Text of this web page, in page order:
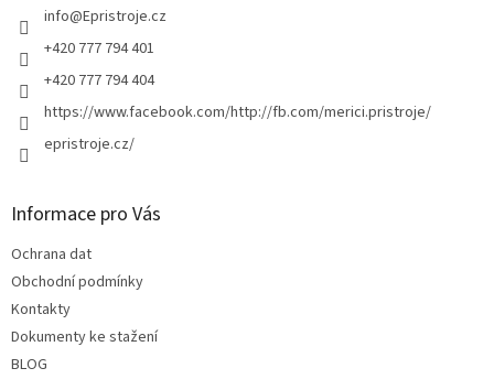
info@Epristroje.cz
+420 777 794 401
+420 777 794 404
https://www.facebook.com/http://fb.com/merici.pristroje/
epristroje.cz/
Informace pro Vás
Ochrana dat
Obchodní podmínky
Kontakty
Dokumenty ke stažení
BLOG